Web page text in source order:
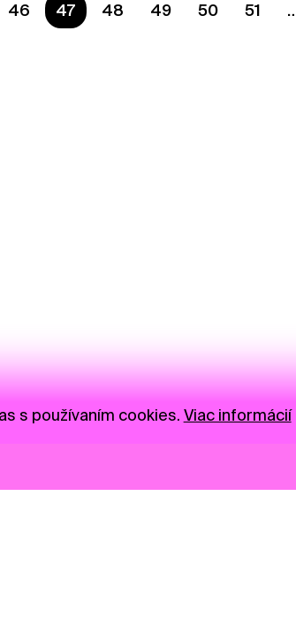
46 Ste na strane
47 48 49 50 51
s používaním cookies. Viac informácií